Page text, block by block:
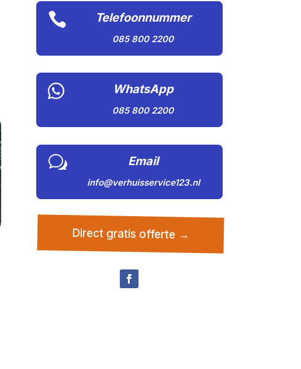
 Telefoonnummer
085 800 2200
 WhatsApp
085 800 2200
w Email
info@verhuisservice123.nl
Direct gratis offerte →